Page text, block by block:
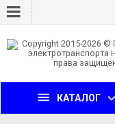
КАТАЛОГ